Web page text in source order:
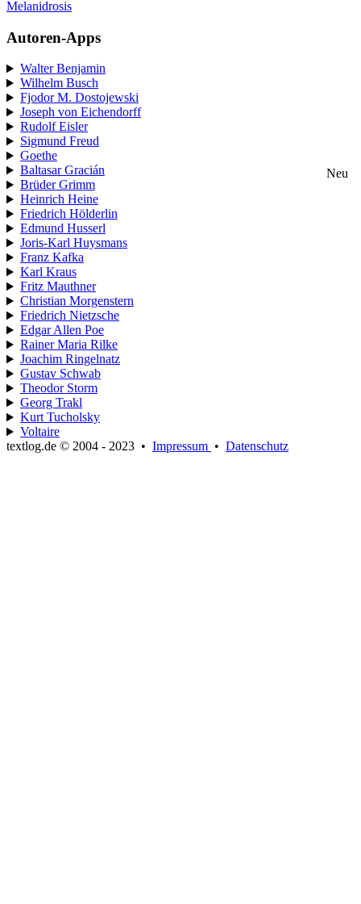
Melanidrosis
Autoren-Apps
Walter Benjamin
Wilhelm Busch
Fjodor M. Dostojewski
Joseph von Eichendorff
Rudolf Eisler
Sigmund Freud
Goethe
Baltasar Gracián
Neu
Brüder Grimm
Heinrich Heine
Friedrich Hölderlin
Edmund Husserl
Joris-Karl Huysmans
Franz Kafka
Karl Kraus
Fritz Mauthner
Christian Morgenstern
Friedrich Nietzsche
Edgar Allen Poe
Rainer Maria Rilke
Joachim Ringelnatz
Gustav Schwab
Theodor Storm
Georg Trakl
Kurt Tucholsky
Voltaire
textlog.de © 2004 - 2023 • Impressum • Datenschutz